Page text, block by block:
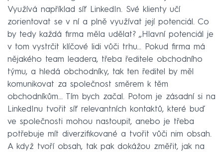
Využívá například síť LinkedIn. Své klienty učí
zorientovat se v ní a plně využívat její potenciál. Co
by tedy každá firma měla udělat? „Hlavní potenciál je
v tom vystrčit klíčové lidi vůči trhu... Pokud firma má
nějakého team leadera, třeba ředitele obchodního
týmu, a hledá obchodníky, tak ten ředitel by měl
komunikovat za společnost směrem k těm
obchodníkům... Tím bych začal. Potom je zásadní si na
LinkedInu tvořit síť relevantních kontaktů, které buď
ve společnosti mohou nastoupit, anebo je třeba
potřebuje mít diverzifikované a tvořit vůči nim obsah.
A když tvoří obsah, tak pak dokážou změřit, jak na